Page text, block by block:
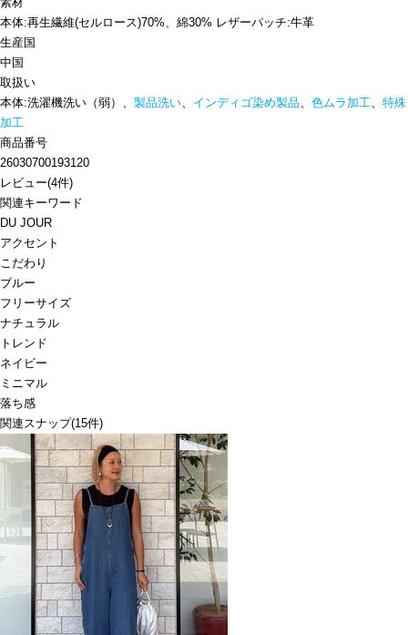
本体:再生繊維(セルロース)70%、綿30% レザーパッチ:牛革
生産国
中国
取扱い
本体:洗濯機洗い（弱）、 製品洗い、 インディゴ染め製品、 色ムラ加工、 特殊
加工
商品番号
26030700193120
レビュー(4件)
関連キーワード
DU JOUR
アクセント
こだわり
ブルー
フリーサイズ
ナチュラル
トレンド
ネイビー
ミニマル
落ち感
関連スナップ(15件)